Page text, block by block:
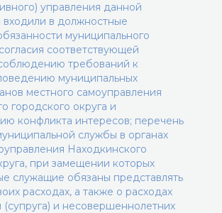
управления данной
входили в должностные
муниципального
соответствующей
требований к
муниципальных
местного самоуправления
городского округа и
конфликта интересов; перечень
службы в органах
Находкинского
при замещении которых
служащие обязаны представлять
расходах, а также о расходах
(супруга) и несовершеннолетних